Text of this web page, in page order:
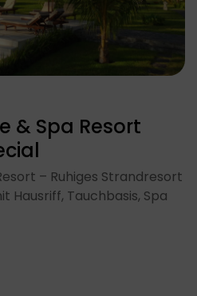
& Spa Resort
– Ruhiges Strandresort
Hausriff, Tauchbasis, Spa